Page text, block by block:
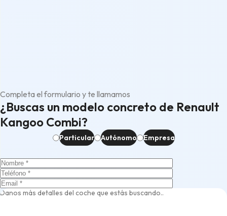
Completa el formulario y te llamamos
¿Buscas un modelo concreto de Renault
Kangoo Combi?
Particular Autónomo Empresa